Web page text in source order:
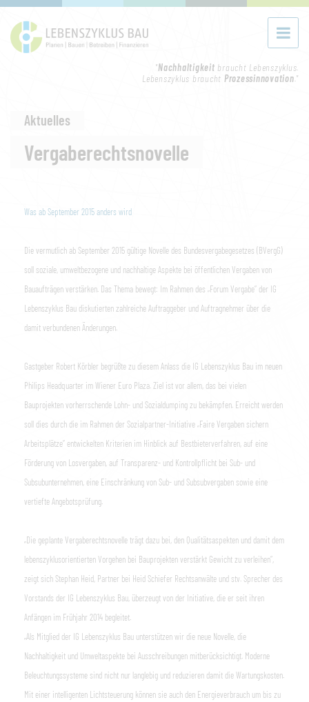
"Nachhaltigkeit braucht Lebenszyklus.
Lebenszyklus braucht Prozessinnovation."
Aktuelles
Vergaberechtsnovelle
Was ab September 2015 anders wird
Die vermutlich ab September 2015 gültige Novelle des Bundesvergabegesetzes (BVergG)
soll soziale, umweltbezogene und nachhaltige Aspekte bei öffentlichen Vergaben von
Bauaufträgen verstärken. Das Thema bewegt: Im Rahmen des „Forum Vergabe“ der IG
Lebenszyklus Bau diskutierten zahlreiche Auftraggeber und Auftragnehmer über die
damit verbundenen Änderungen.
Gastgeber Robert Körbler begrüßte zu diesem Anlass die IG Lebenszyklus Bau im neuen
Philips Headquarter im Wiener Euro Plaza. Ziel ist vor allem, das bei vielen
Bauprojekten vorherrschende Lohn- und Sozialdumping zu bekämpfen. Erreicht werden
soll dies durch die im Rahmen der Sozialpartner-Initiative „Faire Vergaben sichern
Arbeitsplätze” entwickelten Kriterien im Hinblick auf Bestbieterverfahren, auf eine
Förderung von Losvergaben, auf Transparenz- und Kontrollpflicht bei Sub- und
Subsubunternehmen, eine Einschränkung von Sub- und Subsubvergaben sowie eine
vertiefte Angebotsprüfung.
„Die geplante Vergaberechtsnovelle trägt dazu bei, den Qualitätsaspekten und damit dem
lebenszyklusorientierten Vorgehen bei Bauprojekten verstärkt Gewicht zu verleihen“,
zeigt sich Stephan Heid, Partner bei Heid Schiefer Rechtsanwälte und stv. Sprecher des
Vorstands der IG Lebenszyklus Bau, überzeugt von der Initiative, die er seit ihren
Anfängen im Frühjahr 2014 begleitet.
„Als Mitglied der IG Lebenszyklus Bau unterstützen wir die neue Novelle, die
Nachhaltigkeit und Umweltaspekte bei Ausschreibungen mitberücksichtigt. Moderne
Beleuchtungssysteme sind nicht nur langlebig und reduzieren damit die Wartungskosten.
Mit einer intelligenten Lichtsteuerung können sie auch den Energieverbrauch um bis zu